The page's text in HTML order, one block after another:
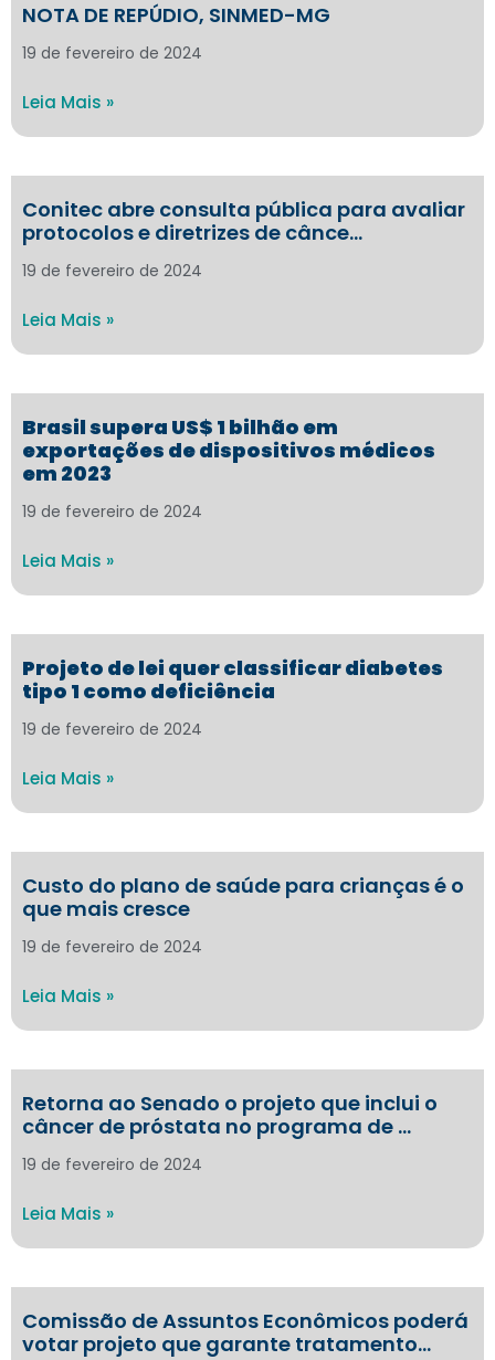
NOTA DE REPÚDIO, SINMED-MG
19 de fevereiro de 2024
Leia Mais »
Conitec abre consulta pública para avaliar
protocolos e diretrizes de cânce…
19 de fevereiro de 2024
Leia Mais »
Brasil supera US$ 1 bilhão em
exportações de dispositivos médicos
em 2023
19 de fevereiro de 2024
Leia Mais »
Projeto de lei quer classificar diabetes
tipo 1 como deficiência
19 de fevereiro de 2024
Leia Mais »
Custo do plano de saúde para crianças é o
que mais cresce
19 de fevereiro de 2024
Leia Mais »
Retorna ao Senado o projeto que inclui o
câncer de próstata no programa de …
19 de fevereiro de 2024
Leia Mais »
Comissão de Assuntos Econômicos poderá
votar projeto que garante tratamento…